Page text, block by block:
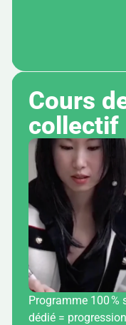
Cours
collectif
Programme 100
dédié =